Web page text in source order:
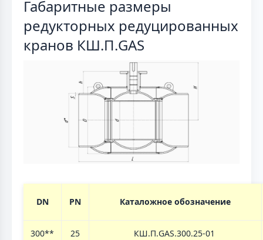
Габаритные размеры
редукторных редуцированных
кранов КШ.П.GAS
DN PN Каталожное обозначение
300** 25 КШ.П.GAS.300.25-01